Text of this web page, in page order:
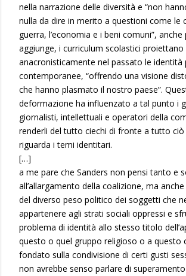
nella narrazione delle diversità e “non
nulla da dire in merito a questioni come le
guerra, l’economia e i beni comuni”, anche
aggiunge, i curriculum scolastici proiettano
anacronisticamente nel passato le identità
contemporanee, “offrendo una visione
che hanno plasmato il nostro paese”.
deformazione ha influenzato a tal punto i
giornalisti, intellettuali e operatori della
renderli del tutto ciechi di fronte a tutto ciò
riguarda i temi identitari.
[…]
a me pare che Sanders non pensi tanto e
all’allargamento della coalizione, ma
del diverso peso politico dei soggetti che
appartenere agli strati sociali oppressi e
problema di identità allo stesso titolo
questo o quel gruppo religioso o a questo
fondato sulla condivisione di certi gusti
non avrebbe senso parlare di